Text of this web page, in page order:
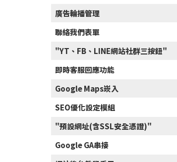
廣告輪播管理
聯絡我們表單
"YT、FB、LINE網站社群三按鈕"
即時客服回應功能
Google Maps崁入
SEO優化設定模組
"預設網址(含SSL安全憑證)"
Google GA串接